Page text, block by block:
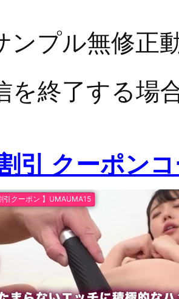
プル無修正
を終了する場
引 クーポン